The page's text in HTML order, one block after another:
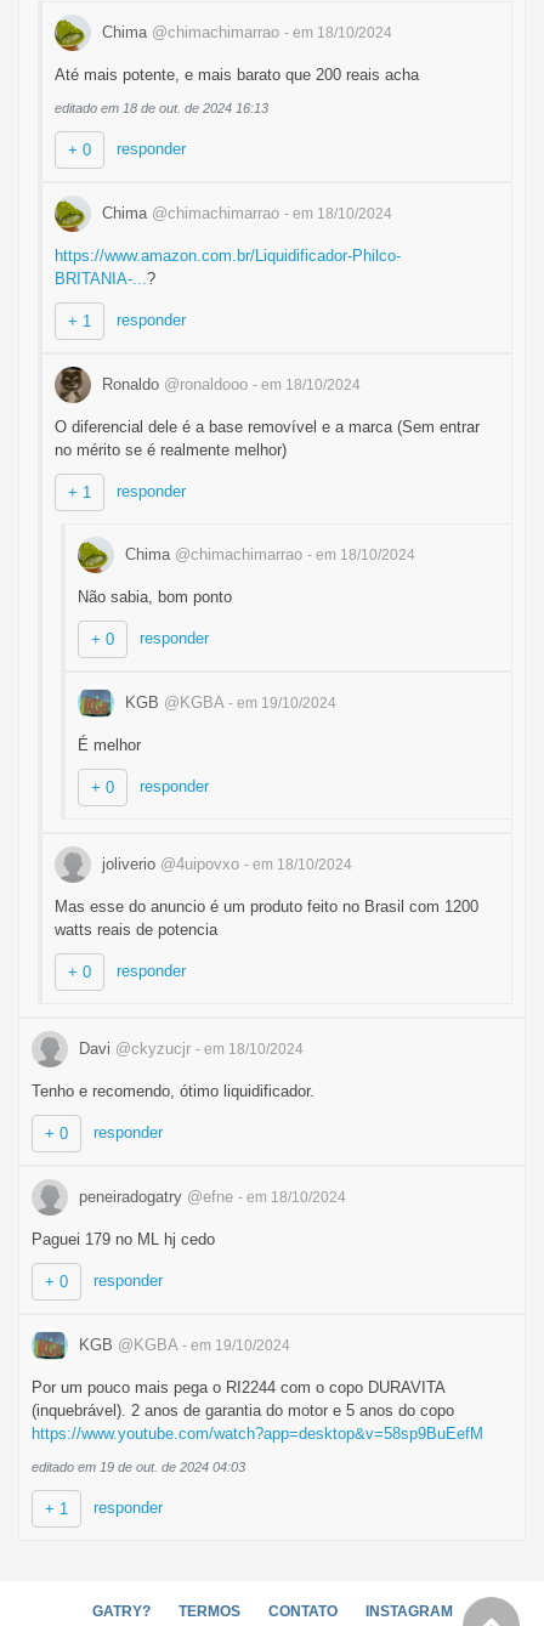
Chima @chimachimarrao - em 18/10/2024
Até mais potente, e mais barato que 200 reais acha
editado em 18 de out. de 2024 16:13
+ 0 responder
Chima @chimachimarrao - em 18/10/2024
https://www.amazon.com.br/Liquidificador-Philco-
BRITANIA-...?
+ 1 responder
Ronaldo @ronaldooo - em 18/10/2024
O diferencial dele é a base removível e a marca (Sem entrar
no mérito se é realmente melhor)
+ 1 responder
Chima @chimachimarrao - em 18/10/2024
Não sabia, bom ponto
+ 0 responder
KGB @KGBA - em 19/10/2024
É melhor
+ 0 responder
joliverio @4uipovxo - em 18/10/2024
Mas esse do anuncio é um produto feito no Brasil com 1200
watts reais de potencia
+ 0 responder
Davi @ckyzucjr - em 18/10/2024
Tenho e recomendo, ótimo liquidificador.
+ 0 responder
peneiradogatry @efne - em 18/10/2024
Paguei 179 no ML hj cedo
+ 0 responder
KGB @KGBA - em 19/10/2024
Por um pouco mais pega o RI2244 com o copo DURAVITA
(inquebrável). 2 anos de garantia do motor e 5 anos do copo
https://www.youtube.com/watch?app=desktop&v=58sp9BuEefM
editado em 19 de out. de 2024 04:03
+ 1 responder
GATRY? TERMOS CONTATO INSTAGRAM